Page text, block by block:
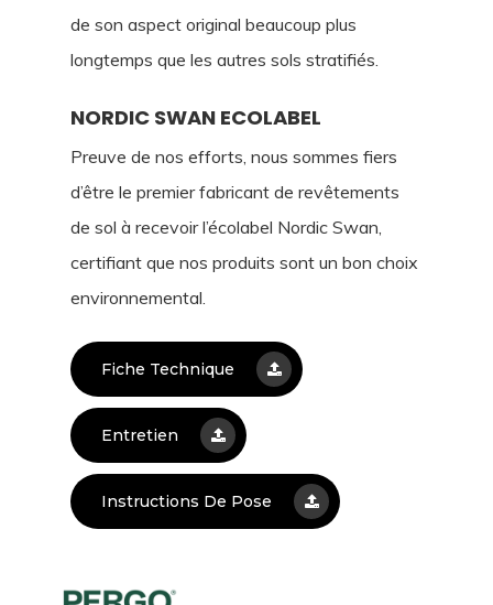
de son aspect original beaucoup plus
longtemps que les autres sols stratifiés.
NORDIC SWAN ECOLABEL
Preuve de nos efforts, nous sommes fiers
d’être le premier fabricant de revêtements
de sol à recevoir l’écolabel Nordic Swan,
certifiant que nos produits sont un bon choix
environnemental.
Fiche Technique
Entretien
Instructions De Pose